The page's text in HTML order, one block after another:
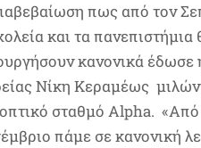
πως από τον
και τα πανεπιστήμια
κανονικά
Νίκη Κεραμέως
σταθμό Alpha. «Από
πάμε σε κανονική